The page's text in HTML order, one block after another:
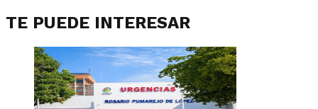
TE PUEDE INTERESAR